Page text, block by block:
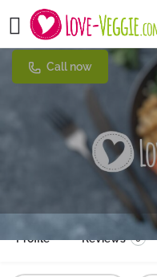
Samer Café
Call now
Profile Reviews 0